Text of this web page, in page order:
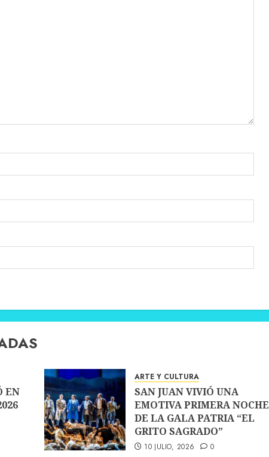
EN
ARTE Y CULTURA
SAN JUAN VIVIÓ UNA
EMOTIVA PRIMERA NOCHE
DE LA GALA PATRIA “EL
GRITO SAGRADO”
10 JULIO, 2026 0